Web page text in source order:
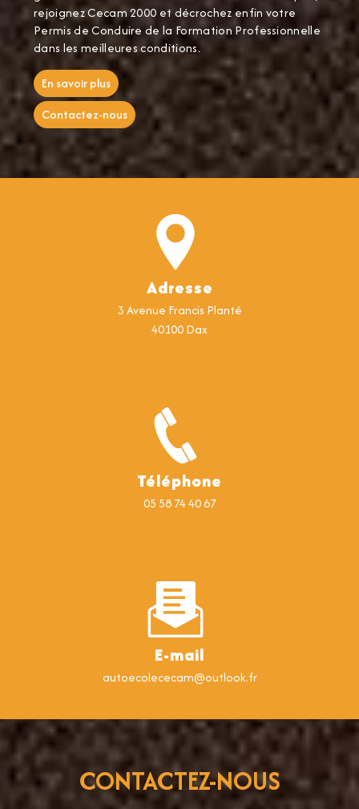
rejoignez Cecam 2000 et décrochez enfin votre
Permis de Conduire de la Formation Professionnelle
dans les meilleures conditions.
En savoir plus
Contactez-nous
Adresse
3 Avenue Francis Planté
40100 Dax
Téléphone
05 58 74 40 67
E-mail
autoecolececam@outlook.fr
CONTACTEZ-NOUS